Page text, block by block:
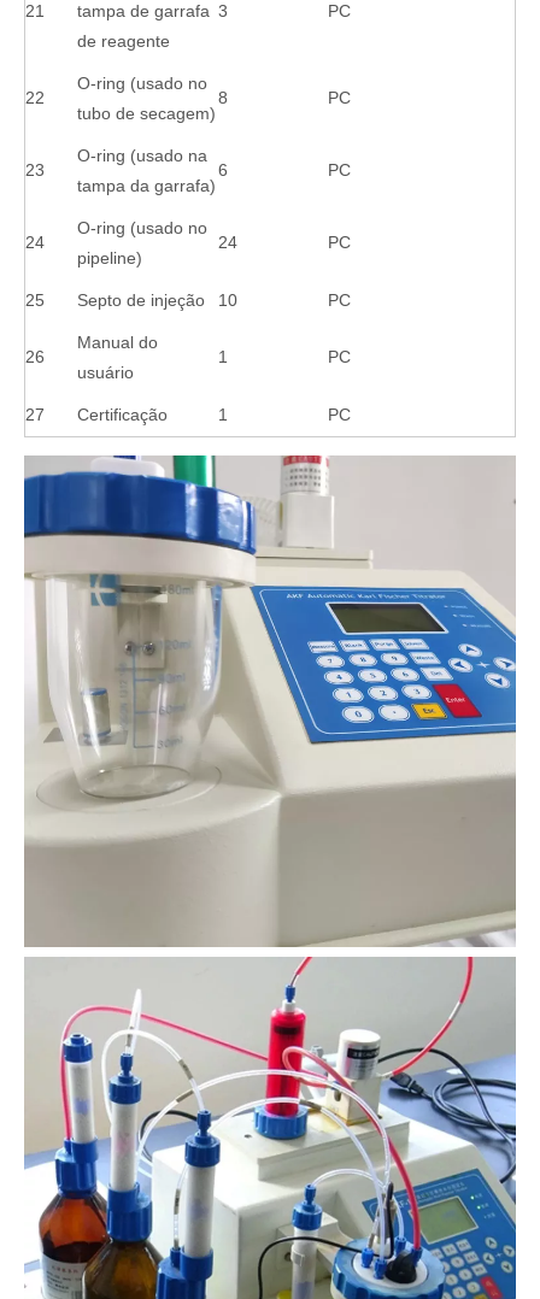
21
tampa de garrafa
de reagente
3 PC
22
O-ring (usado no
tubo de secagem)
8 PC
23
O-ring (usado na
tampa da garrafa)
6 PC
24
O-ring (usado no
pipeline)
24 PC
25 Septo de injeção 10 PC
26
Manual do
usuário
1 PC
27 Certificação 1 PC